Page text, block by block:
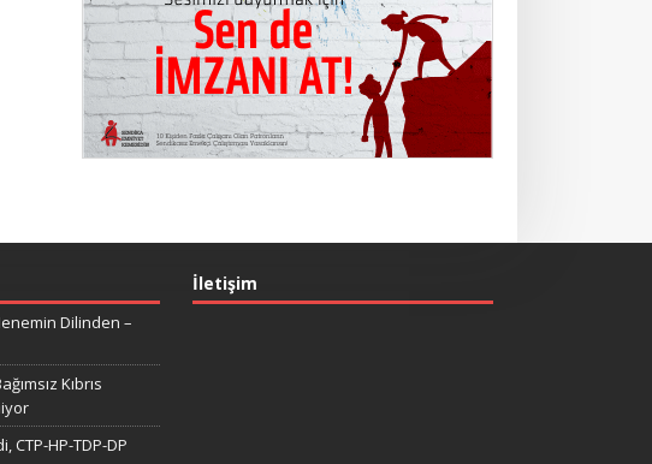
Dilinden –
Kıbrıs
CTP-HP-TDP-DP
İletişim